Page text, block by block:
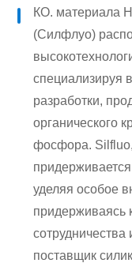
КО. материала
(Силфлуо)
специализируя
разработки,
органического
фосфора. Silfluo,
уделяя особое
придерживаясь
поставщик